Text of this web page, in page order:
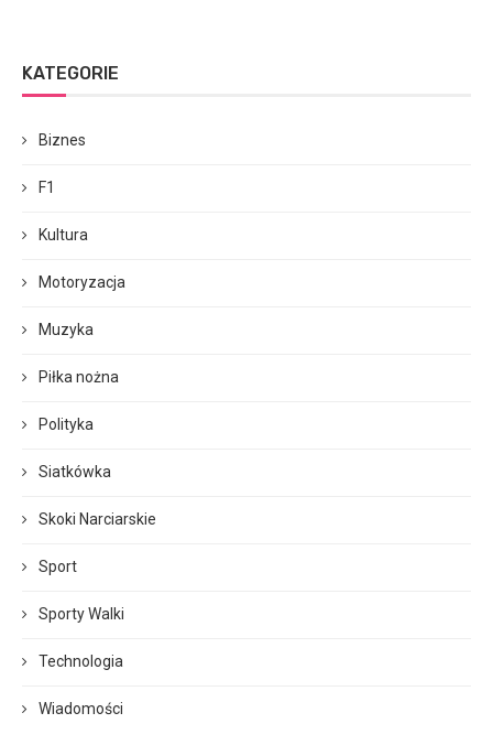
KATEGORIE
Biznes
F1
Kultura
Motoryzacja
Muzyka
Piłka nożna
Polityka
Siatkówka
Skoki Narciarskie
Sport
Sporty Walki
Technologia
Wiadomości